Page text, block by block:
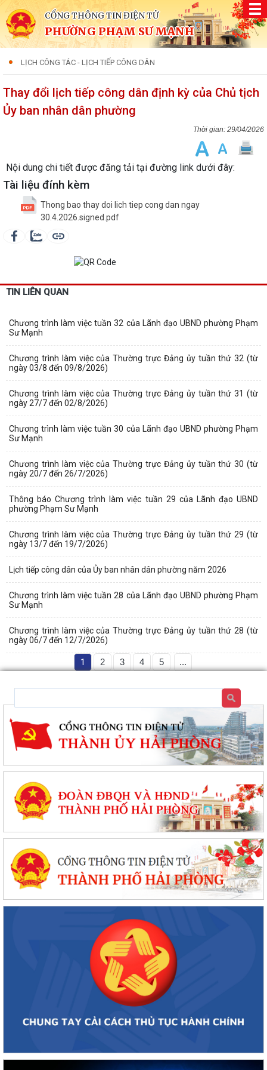
CỔNG THÔNG TIN ĐIỆN TỬ
PHƯỜNG PHẠM SƯ MẠNH
LỊCH CÔNG TÁC - LỊCH TIẾP CÔNG DÂN
Thay đổi lịch tiếp công dân định kỳ của Chủ tịch
Ủy ban nhân dân phường
29/04/2026
Nội dung chi tiết được đăng tải tại đường link dưới đây:
Tài liệu đính kèm
Thong bao thay doi lich tiep cong dan ngay
30.4.2026.signed.pdf
TIN LIÊN QUAN
Chương trình làm việc tuần 32 của Lãnh đạo UBND phường Phạm
Sư Mạnh
Chương trình làm việc của Thường trực Đảng ủy tuần thứ 32 (từ
ngày 03/8 đến 09/8/2026)
Chương trình làm việc của Thường trực Đảng ủy tuần thứ 31 (từ
ngày 27/7 đến 02/8/2026)
Chương trình làm việc tuần 30 của Lãnh đạo UBND phường Phạm
Sư Mạnh
Chương trình làm việc của Thường trực Đảng ủy tuần thứ 30 (từ
ngày 20/7 đến 26/7/2026)
Thông báo Chương trình làm việc tuần 29 của Lãnh đạo UBND
phường Phạm Sư Mạnh
Chương trình làm việc của Thường trực Đảng ủy tuần thứ 29 (từ
ngày 13/7 đến 19/7/2026)
Lịch tiếp công dân của Ủy ban nhân dân phường năm 2026
Chương trình làm việc tuần 28 của Lãnh đạo UBND phường Phạm
Sư Mạnh
Chương trình làm việc của Thường trực Đảng ủy tuần thứ 28 (từ
ngày 06/7 đến 12/7/2026)
1 2 3 4 5 ...